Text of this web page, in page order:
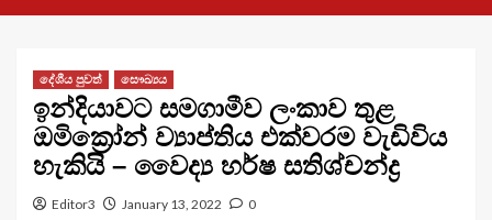
දේශීය පුවත් සෞඛ්‍යය
ඉන්දියාවට සමගාමීව ලංකාව තුළ
ඔමික්‍රෝන් ව්‍යාප්තිය එක්වරම වැඩිවිය
හැකියි – වෛද්‍ය හර්ෂ සතිශ්චන්ද්‍ර
Editor3 January 13, 2022 0